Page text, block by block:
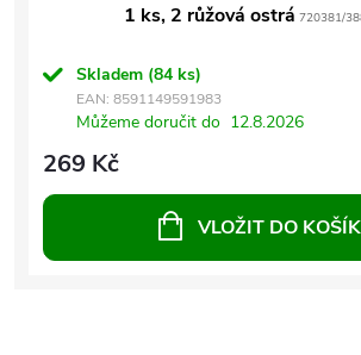
1 ks, 2 růžová ostrá 720381/
Skladem (84 ks)
EAN: 8591149591983
Můžeme doručit do 12.8.2026
269 Kč
VLOŽIT DO